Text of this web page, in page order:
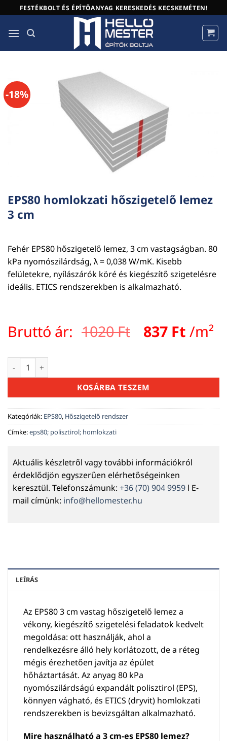
to
content
FESTÉKBOLT ÉS ÉPÍTŐANYAG KERESKEDÉS KECSKEMÉTEN!
-18%
EPS80 homlokzati hőszigetelő lemez
3 cm
Fehér EPS80 hőszigetelő lemez, 3 cm vastagságban. 80
kPa nyomószilárdság, λ = 0,038 W/mK. Kisebb
felületekre, nyílászárók köré és kiegészítő szigetelésre
ideális. ETICS rendszerekben is alkalmazható.
Bruttó ár: 1020Ft Original
1020 Ft.
837 Ft
837
/m²
EPS80 homlokzati hőszigetelő lemez 3 cm mennyiség
KOSÁRBA TESZEM
Kategóriák: EPS80, Hőszigetelő rendszer
Címke:eps80; polisztirol; homlokzati
Aktuális készletről vagy további információkról
érdeklődjön egyszerűen elérhetőségeinken
keresztül. Telefonszámunk: +36 (70) 904 9959 l E-
mail címünk: info@hellomester.hu
LEÍRÁS
Az EPS80 3 cm vastag hőszigetelő lemez a
vékony, kiegészítő szigetelési feladatok kedvelt
megoldása: ott használják, ahol a
rendelkezésre álló hely korlátozott, de a réteg
mégis érezhetően javítja az épület
hőháztartását. Az anyag 80 kPa
nyomószilárdságú expandált polisztirol (EPS),
könnyen vágható, és ETICS (dryvit) homlokzati
rendszerekben is bevizsgáltan alkalmazható.
Mire használható a 3 cm-es EPS80 lemez?